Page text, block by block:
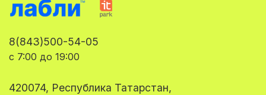
8(843)500-54-05
с 7:00 до 19:00
420074, Республика Татарстан,